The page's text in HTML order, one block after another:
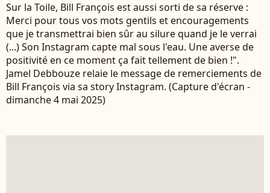
Sur la Toile, Bill François est aussi sorti de sa réserve :
Merci pour tous vos mots gentils et encouragements
que je transmettrai bien sûr au silure quand je le verrai
(...) Son Instagram capte mal sous l'eau. Une averse de
positivité en ce moment ça fait tellement de bien !".
Jamel Debbouze relaie le message de remerciements de
Bill François via sa story Instagram. (Capture d'écran -
dimanche 4 mai 2025)